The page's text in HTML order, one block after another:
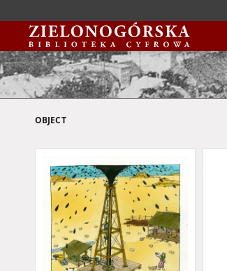
OBJECT